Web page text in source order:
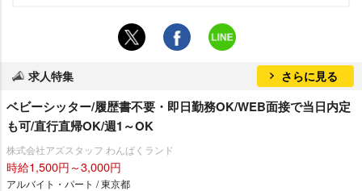
求人特集 さらに見る
ベビーシッター/履歴書不要・即日勤務OK/WEB面接で当日内定
も可/直行直帰OK/週1～OK
株式会社アズスタッフ わんぱくランド
時給1,500円～3,000円
アルバイト・パート / 東京都